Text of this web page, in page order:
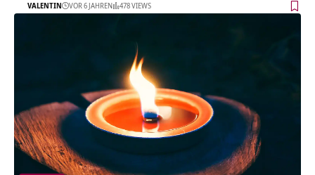
VALENTIN VOR 6 JAHREN 478 VIEWS